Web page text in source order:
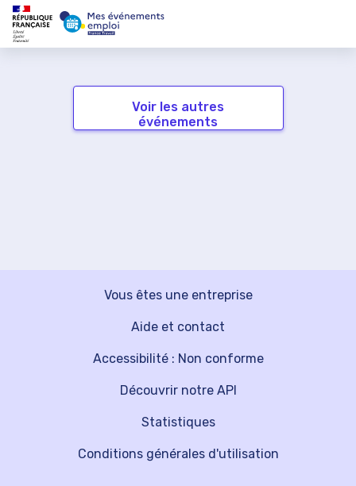
Voir les autres
événements
Vous êtes une entreprise
Découvrir notre API
Aide et contact
Statistiques
Accessibilité : Non conforme
Conditions générales d'utilisation